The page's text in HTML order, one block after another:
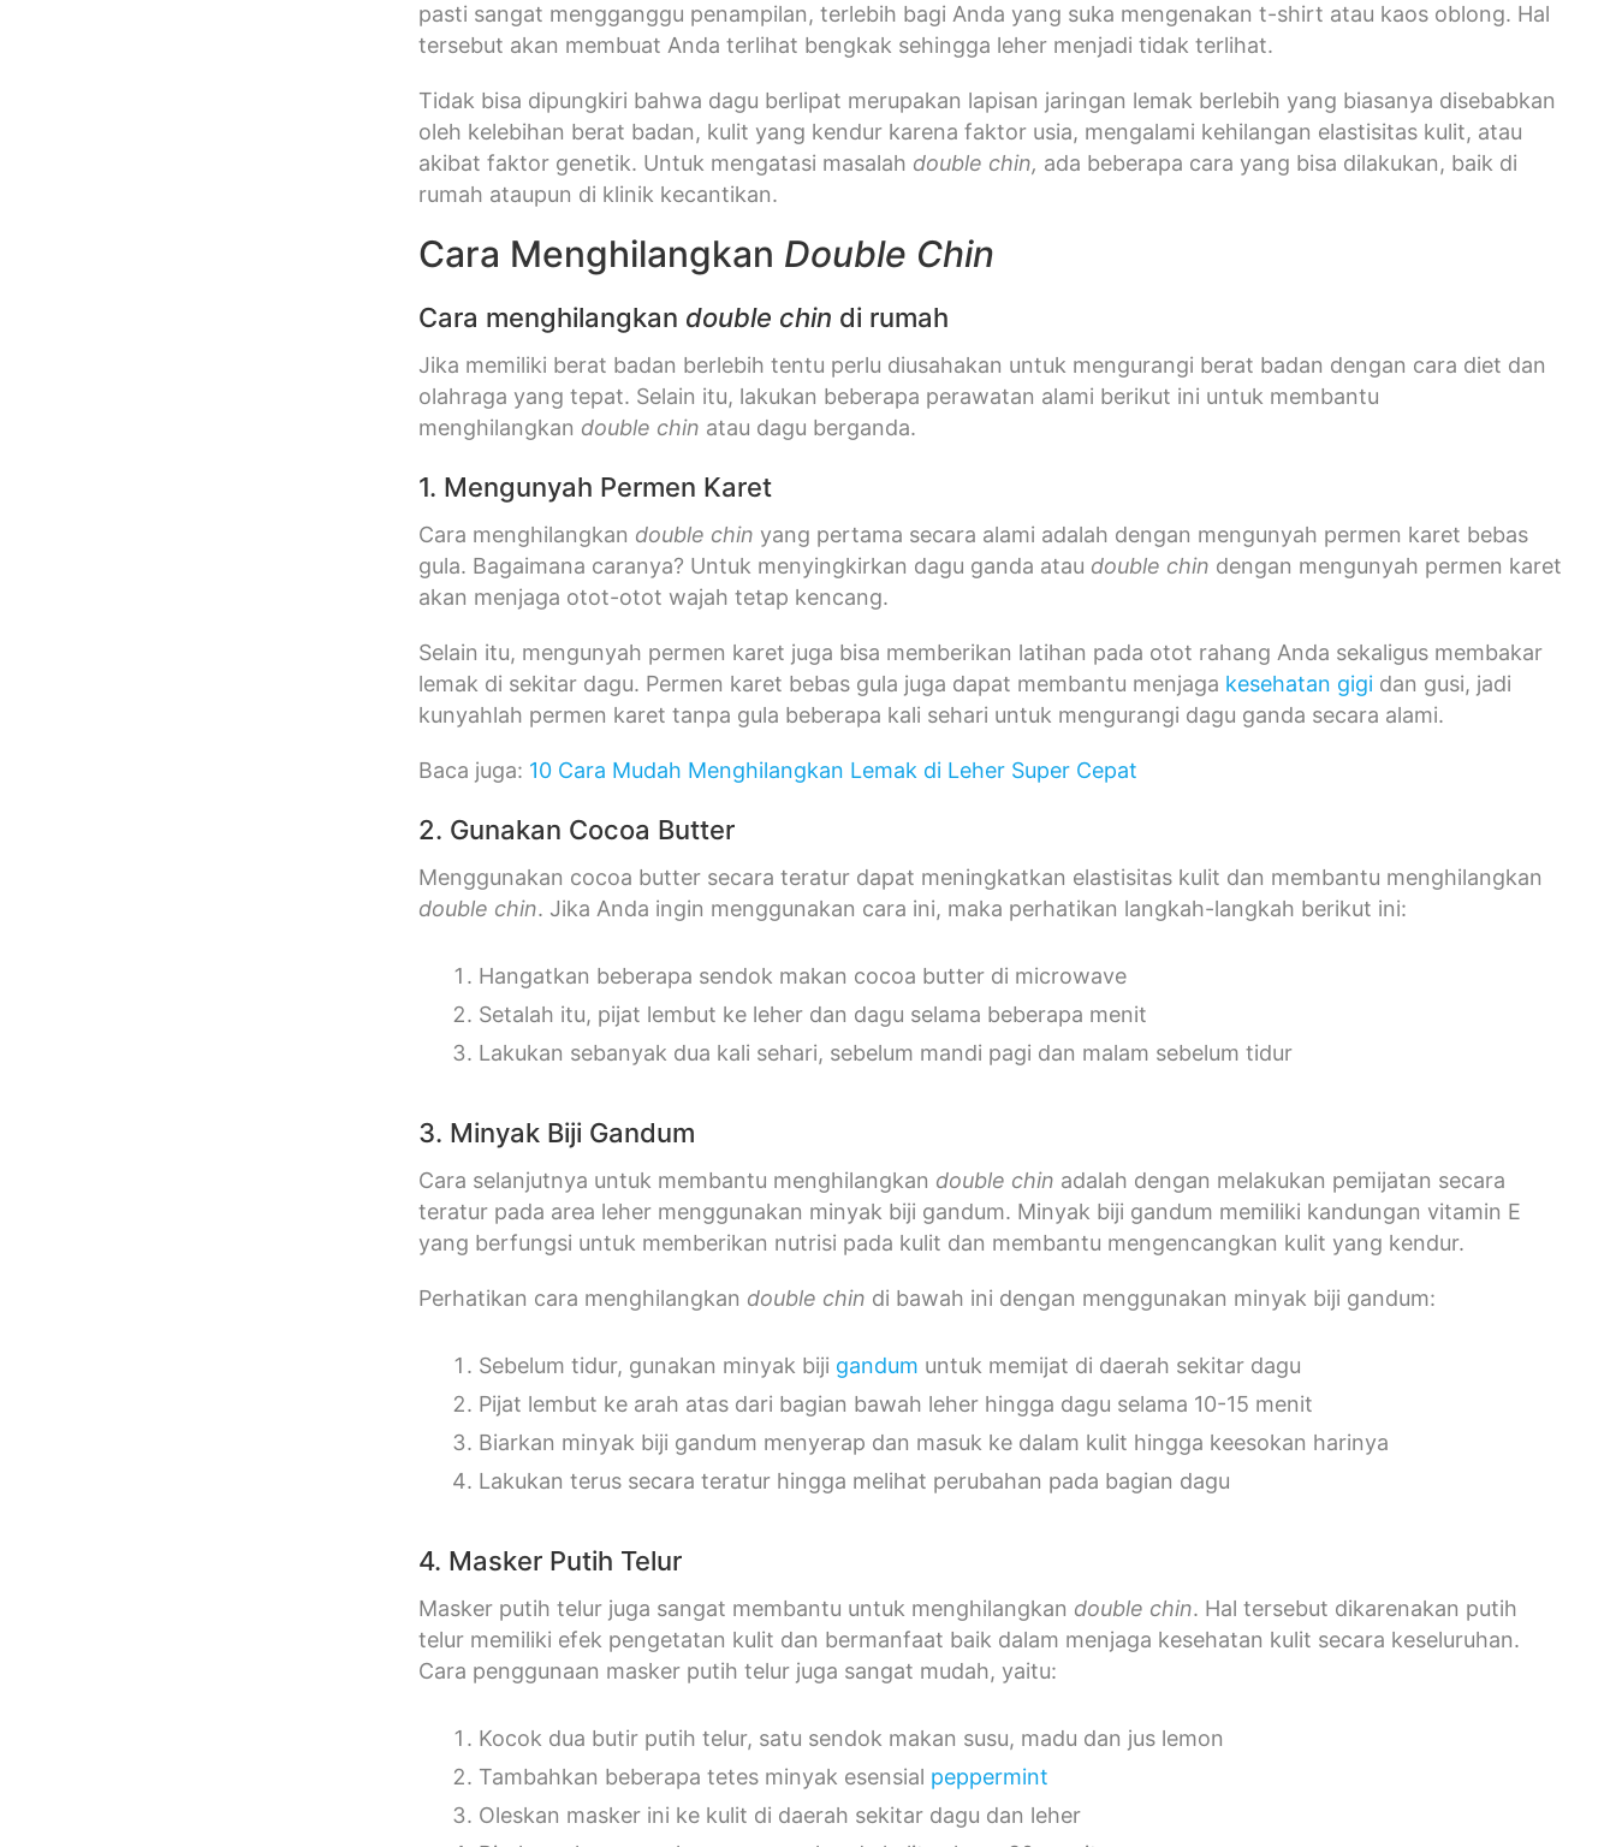
pasti sangat mengganggu penampilan, terlebih bagi Anda yang suka mengenakan t-shirt atau kaos oblong. Hal
tersebut akan membuat Anda terlihat bengkak sehingga leher menjadi tidak terlihat.
Tidak bisa dipungkiri bahwa dagu berlipat merupakan lapisan jaringan lemak berlebih yang biasanya disebabkan
oleh kelebihan berat badan, kulit yang kendur karena faktor usia, mengalami kehilangan elastisitas kulit, atau
akibat faktor genetik. Untuk mengatasi masalah double chin, ada beberapa cara yang bisa dilakukan, baik di
rumah ataupun di klinik kecantikan.
Cara Menghilangkan Double Chin
Cara menghilangkan double chin di rumah
Jika memiliki berat badan berlebih tentu perlu diusahakan untuk mengurangi berat badan dengan cara diet dan
olahraga yang tepat. Selain itu, lakukan beberapa perawatan alami berikut ini untuk membantu
menghilangkan double chin atau dagu berganda.
1. Mengunyah Permen Karet
Cara menghilangkan double chin yang pertama secara alami adalah dengan mengunyah permen karet bebas
gula. Bagaimana caranya? Untuk menyingkirkan dagu ganda atau double chin dengan mengunyah permen karet
akan menjaga otot-otot wajah tetap kencang.
Selain itu, mengunyah permen karet juga bisa memberikan latihan pada otot rahang Anda sekaligus membakar
lemak di sekitar dagu. Permen karet bebas gula juga dapat membantu menjaga kesehatan gigi dan gusi, jadi
kunyahlah permen karet tanpa gula beberapa kali sehari untuk mengurangi dagu ganda secara alami.
Baca juga: 10 Cara Mudah Menghilangkan Lemak di Leher Super Cepat
2. Gunakan Cocoa Butter
Menggunakan cocoa butter secara teratur dapat meningkatkan elastisitas kulit dan membantu menghilangkan
double chin. Jika Anda ingin menggunakan cara ini, maka perhatikan langkah-langkah berikut ini:
Hangatkan beberapa sendok makan cocoa butter di microwave
Setalah itu, pijat lembut ke leher dan dagu selama beberapa menit
Lakukan sebanyak dua kali sehari, sebelum mandi pagi dan malam sebelum tidur
3. Minyak Biji Gandum
Cara selanjutnya untuk membantu menghilangkan double chin adalah dengan melakukan pemijatan secara
teratur pada area leher menggunakan minyak biji gandum. Minyak biji gandum memiliki kandungan vitamin E
yang berfungsi untuk memberikan nutrisi pada kulit dan membantu mengencangkan kulit yang kendur.
Perhatikan cara menghilangkan double chin di bawah ini dengan menggunakan minyak biji gandum:
Sebelum tidur, gunakan minyak biji gandum untuk memijat di daerah sekitar dagu
Pijat lembut ke arah atas dari bagian bawah leher hingga dagu selama 10-15 menit
Biarkan minyak biji gandum menyerap dan masuk ke dalam kulit hingga keesokan harinya
Lakukan terus secara teratur hingga melihat perubahan pada bagian dagu
4. Masker Putih Telur
Masker putih telur juga sangat membantu untuk menghilangkan double chin. Hal tersebut dikarenakan putih
telur memiliki efek pengetatan kulit dan bermanfaat baik dalam menjaga kesehatan kulit secara keseluruhan.
Cara penggunaan masker putih telur juga sangat mudah, yaitu:
Kocok dua butir putih telur, satu sendok makan susu, madu dan jus lemon
Tambahkan beberapa tetes minyak esensial peppermint
Oleskan masker ini ke kulit di daerah sekitar dagu dan leher